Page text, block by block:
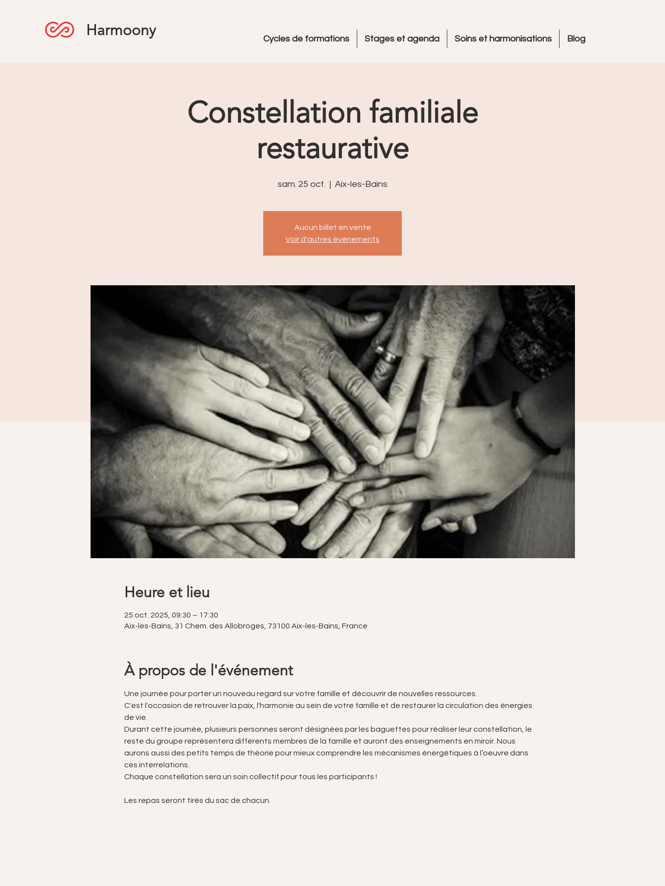
Harmoony Cycles de formations Stages et agenda Soins et harmonisations Blog
Constellation familiale
restaurative
sam. 25 oct.
  |
Aix-les-Bains
Aucun billet en vente
Voir d'autres événements
Heure et lieu
25 oct. 2025, 09:30 – 17:30
Aix-les-Bains, 31 Chem. des Allobroges, 73100 Aix-les-Bains, France
À propos de l'événement
Une journée pour porter un nouveau regard sur votre famille et découvrir de nouvelles ressources.
C'est l'occasion de retrouver la paix, l'harmonie au sein de votre famille et de restaurer la circulation des énergies
de vie.
Durant cette journée, plusieurs personnes seront désignées par les baguettes pour réaliser leur constellation, le
reste du groupe représentera différents membres de la famille et auront des enseignements en miroir. Nous
aurons aussi des petits temps de théorie pour mieux comprendre les mécanismes énergétiques à l’oeuvre dans
ces interrelations.
Chaque constellation sera un soin collectif pour tous les participants !
Les repas seront tirés du sac de chacun.